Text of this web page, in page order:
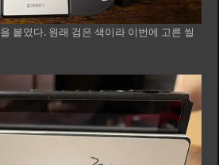
붙였다. 원래 검은 색이라 이번에 고른 씰